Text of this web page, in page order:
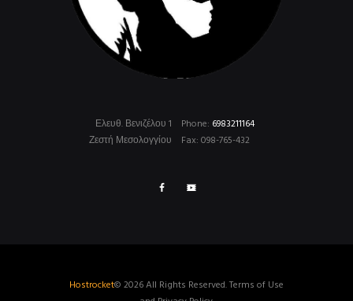
Phone: 6983211164
Fax: 098-765-432
Ελευθ. Βενιζέλου 1
Ζεστή Μεσολογγίου
Hostrocket© 2026 All Rights Reserved. Terms of Use